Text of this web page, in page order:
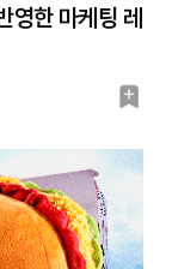
영한 마케팅 레
북
크